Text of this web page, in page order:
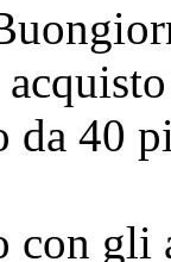
da 40
con gli